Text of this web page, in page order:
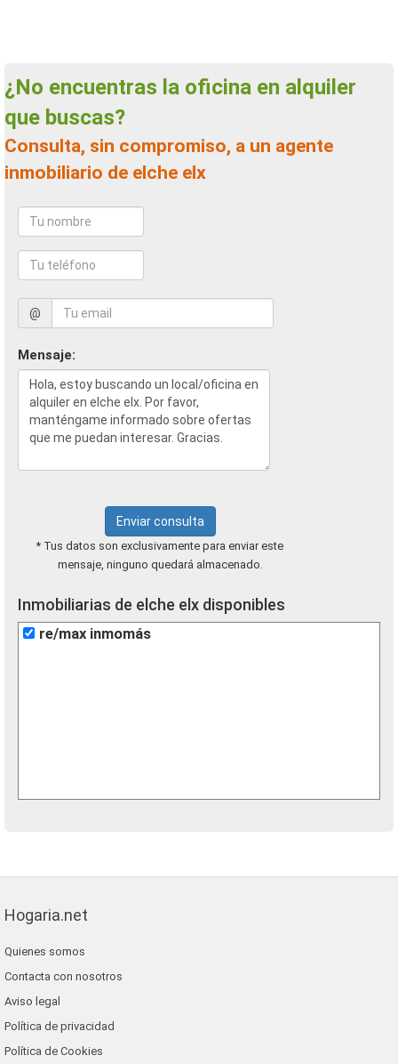
¿No encuentras la oficina en alquiler
que buscas?
Consulta, sin compromiso, a un agente
inmobiliario de elche elx
@
Mensaje:
Enviar consulta
* Tus datos son exclusivamente para enviar este
mensaje, ninguno quedará almacenado.
Inmobiliarias de elche elx disponibles
re/max inmomás
Hogaria.net
Quienes somos
Contacta con nosotros
Aviso legal
Política de privacidad
Política de Cookies